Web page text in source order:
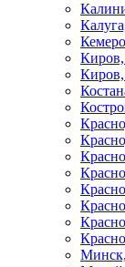
Киров,
Киров,